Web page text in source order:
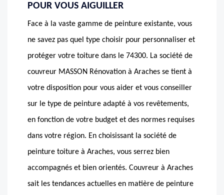
POUR VOUS AIGUILLER
Face à la vaste gamme de peinture existante, vous
ne savez pas quel type choisir pour personnaliser et
protéger votre toiture dans le 74300. La société de
couvreur MASSON Rénovation à Araches se tient à
votre disposition pour vous aider et vous conseiller
sur le type de peinture adapté à vos revêtements,
en fonction de votre budget et des normes requises
dans votre région. En choisissant la société de
peinture toiture à Araches, vous serrez bien
accompagnés et bien orientés. Couvreur à Araches
sait les tendances actuelles en matière de peinture